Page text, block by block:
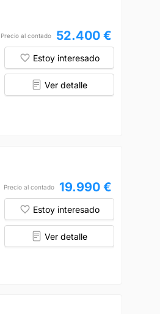
Precio al contado 52.400 €
Estoy interesado
Ver detalle
Precio al contado 19.990 €
Estoy interesado
Ver detalle